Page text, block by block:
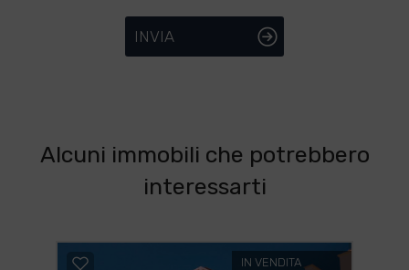
INVIA
Alcuni immobili che potrebbero
interessarti
IN VENDITA